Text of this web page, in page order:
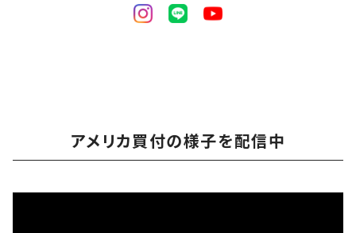
アメリカ買付の様子を配信中